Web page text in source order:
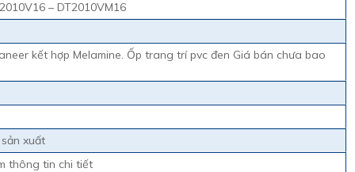
– DT2010VM16
kết hợp Melamine. Ốp trang trí pvc đen Giá bán chưa bao
xuất
thông tin chi tiết